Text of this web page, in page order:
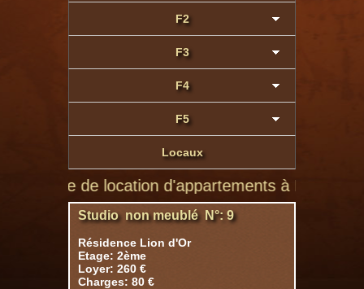
F2
F3
F4
F5
Locaux
de location d'appartements à Montluçon de
Studio non meublé N°: 9
Résidence Lion d'Or
Etage: 2ème
Loyer: 260 €
Charges: 80 €